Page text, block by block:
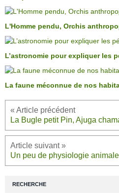
L'Homme pendu, Orchis
L’astronomie pour expliquer les
La faune méconnue de nos
La Bugle petit Pin, Ajuga
RECHERCHE